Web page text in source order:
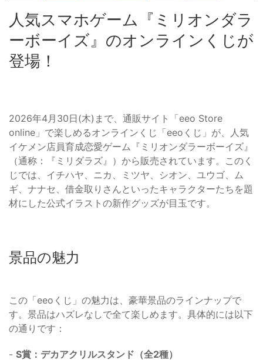
人気スマホゲーム『ミリオンダラ
ーボーイズ』のオンラインくじが
登場！
2026年4月30日(木)まで、通販サイト「eeo Store
online」で楽しめるオンラインくじ「eeoくじ」が、人気
イケメン店員育成恋愛ゲーム『ミリオンダラーボーイズ』
（通称：『ミリダラズ』）から販売されています。このく
じでは、イチハヤ、ニカ、ミツヤ、シオン、ユウゴ、ム
ギ、ナナセ、借金取りさんといったキャラクターたちを題
材にした公式イラストの新作グッズが目玉です。
景品の魅力
この「eeoくじ」の魅力は、豪華景品のラインナップで
す。景品はハズレなしで全て楽しめます。具体的には以下
の通りです：
- S賞：デカアクリルスタンド（全2種）